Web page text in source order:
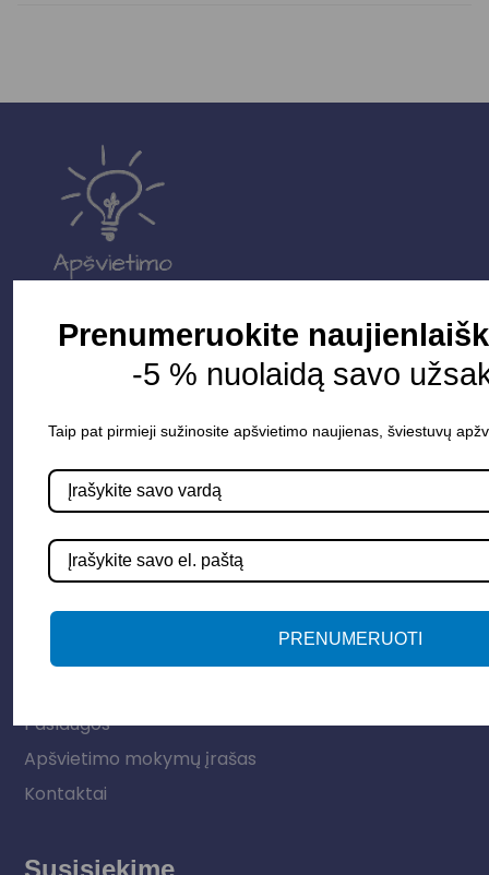
Parduotuvė
Apšvietimo sistemos
Lauko šviestuvai
Vidaus apšvietimas
Paslaugos
Apšvietimo mokymų įrašas
Kontaktai
Susisiekime
Prenumeruokite
-5 % nuolaidą savo
Taip pat pirmieji sužinosite apšvietimo naujienas, šviestuvų
PRENUMERUOTI